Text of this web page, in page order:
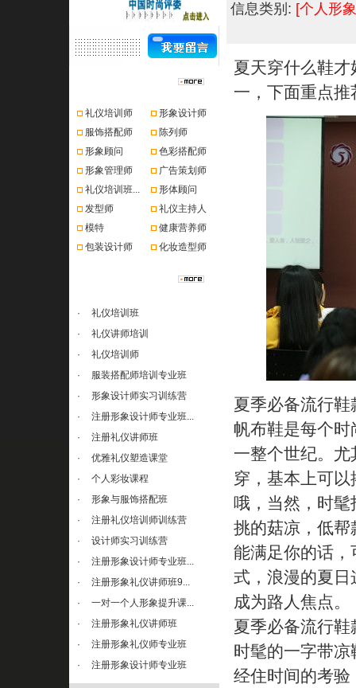
礼仪培训师
形象设计师
服饰搭配师
陈列师
形象顾问
色彩搭配师
形象管理师
广告策划师
礼仪培训班...
形体顾问
发型师
礼仪主持人
模特
健康营养师
包装设计师
化妆造型师
·
礼仪培训班
·
礼仪讲师培训
·
礼仪培训师
·
服装搭配师培训专业班
·
形象设计师实习训练营
·
注册形象设计师专业班...
·
注册礼仪讲师班
·
优雅礼仪塑造课堂
·
个人彩妆课程
·
形象与服饰搭配班
·
注册礼仪培训师训练营
·
设计师实习训练营
·
注册形象设计师专业班...
·
注册形象礼仪讲师班9...
·
一对一个人形象提升课...
·
注册形象礼仪讲师班
·
注册形象礼仪师专业班
·
注册形象设计师专业班
信息类别: [个人形
夏天穿什么鞋
一，下面重点
夏季必备流行
帆布鞋是每个
一整个世纪。
穿，基本上可
哦，当然，时
挑的菇凉，低
能满足你的话
式，浪漫的夏
成为路人焦点。
夏季必备流行
时髦的一字带
经住时间的考